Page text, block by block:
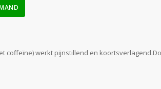
coffeïne) werkt pijnstillend en